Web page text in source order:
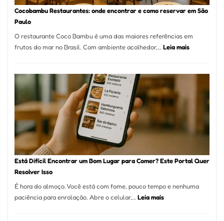
Definitivo
Alta
Gastronomia
Cocobambu Restaurantes: onde encontrar e como reservar em São
Paulo
O restaurante Coco Bambu é uma das maiores referências em
frutos do mar no Brasil. Com ambiente acolhedor,… Leia mais:
encontrar
reservar
Paulo
Está Difícil Encontrar um Bom Lugar para Comer? Este Portal Quer
Resolver Isso
É hora do almoço. Você está com fome, pouco tempo e nenhuma
paciência para enrolação. Abre o celular,… Leia mais: